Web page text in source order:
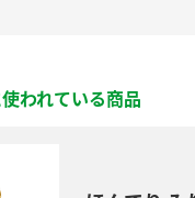
われている商品